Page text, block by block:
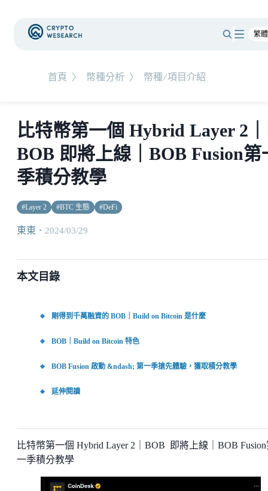
首頁 〉 幣種分析 〉 幣種/項目介紹
比特幣第一個 Hybrid Layer 2｜
BOB 即將上線｜BOB Fusion第
季積分教學
#Layer 2 #BTC 生態 #DeFi
東東 ・ 2024/03/29
本文目錄
剛得到千萬融資的 BOB｜Build on Bitcoin 是什麼
BOB｜Build on Bitcoin 特色
BOB Fusion 啟動 &ndash; 第一季搶先體驗，獲取積分教學
延伸閱讀
比特幣第一個 Hybrid Layer 2｜BOB 即將上線｜BOB
一季積分教學